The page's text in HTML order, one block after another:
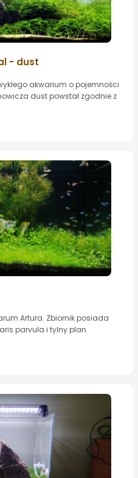
- dust
akwarium o pojemności
dust powstał zgodnie z
Artura. Zbiornik posiada
parvula i tylny plan